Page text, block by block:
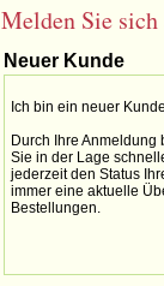
Melden Sie sich
Neuer Kunde
Ich bin ein neuer
Durch Ihre Anmeldung
Sie in der Lage
jederzeit den Status
immer eine aktuelle
Bestellungen.